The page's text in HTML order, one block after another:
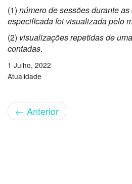
(1) número de sessões durante
especificada foi visualizada pelo
(2) visualizações repetidas de
contadas.
1 Julho, 2022
Atualidade
← Anterior